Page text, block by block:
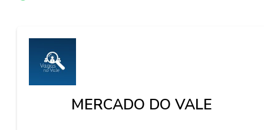
MERCADO DO VALE